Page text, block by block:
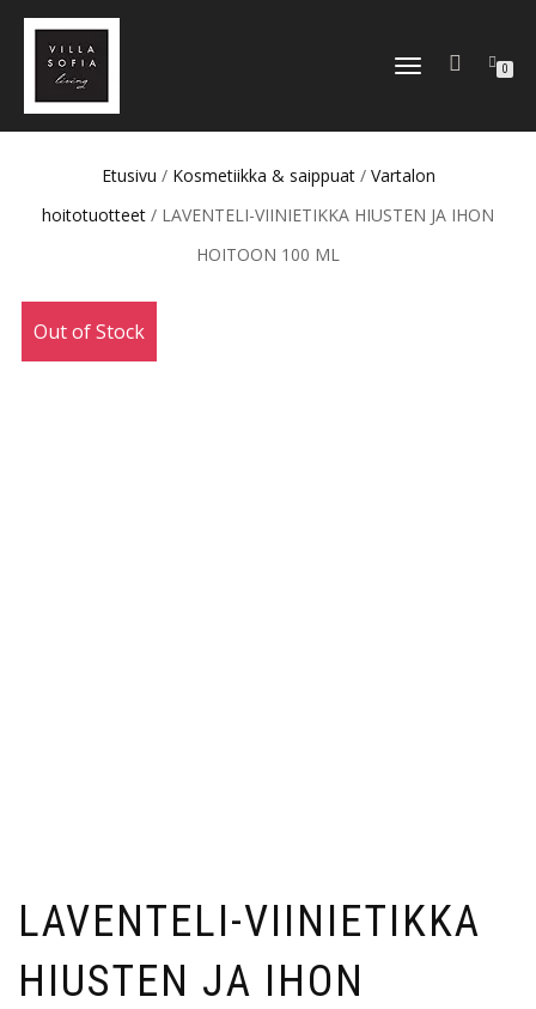
TOGGLE
0
Etusivu / Kosmetiikka & saippuat/ Vartalon
hoitotuotteet / LAVENTELI-VIINIETIKKA HIUSTEN JA IHON
HOITOON 100 ML
Out of Stock
LAVENTELI-VIINIETIKKA
HIUSTEN JA IHON